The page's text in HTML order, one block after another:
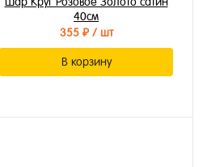
40см
355 ₽/ шт
В корзину